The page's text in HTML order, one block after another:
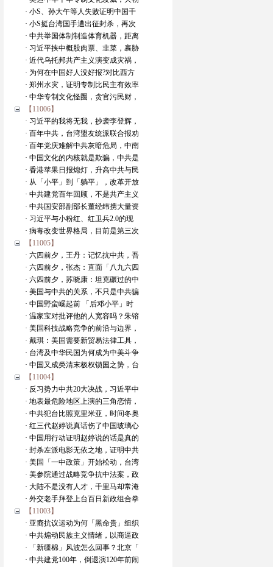
· 小S、孙大午等人失败证明中国千
· 小S挺台湾国手遭出征封杀，再次
· 中共举国体制制造体育机器，距离
· 习近平挟中概股肉票、韭菜，裹胁
· 近代乌托邦共产主义演变成灾祸，
· 为何在中国好人没好报?对比西方
· 郑州水灾，证明专制比民主有效率
· 中华专制文化怪圈，贪官污民财，
【11006】
· 习近平的我将无我，抄袭李登辉，
· 百年中共，台湾盟友统派联合报劝
· 百年党庆难解中共灰暗危局，中南
· 中国文化的内核就是欺骗，中共是
· 香港苹果日报熄灯，升高中共与民
· 从「小平」到「躺平」，改革开放
· 中共建党百年回顾，不是共产主义
· 中共国安部副部长董经纬携大量资
· 习近平与小粉红、红卫兵2.0的现
· 病毒改变世界格局，目前是第三次
【11005】
· 六四前夕，王丹：记忆抗中共，吾
· 六四前夕，张杰：直面「八九六四
· 六四前夕，苏晓康：坦克碾过的中
· 美国与中共的关系，不只是中共骗
· 中国野蛮崛起前 「后邓小平」时
· 温家宝对批评他的人宽容吗？朱镕
· 美国科技战略竞争的前沿与边界，
· 戴琪：美国需要新贸易法律工具，
· 台湾及中华民国为何成为中美斗争
· 中国又成类清末极权锁国之势，台
【11004】
· 反习势力中共20大决战，习近平中
· 地表最危险地区上演的三角恋情，
· 中共犯台比照克里米亚，时间冬奥
· 红三代赵婷说真话伤了中国玻璃心
· 中国用行动证明赵婷说的话是真的
· 封杀左派电影无依之地，证明中共
· 美国「一中政策」开始松动，台湾
· 美参院通过战略竞争抗中法案，政
· 大陆不是没有人才，千里马却常淹
· 外交老手拜登上台百日新政组合拳
【11003】
· 亚裔抗议运动为何「黑命贵」组织
· 中共煽动民族主义情绪，以商逼政
· 「新疆棉」风波怎么回事？北京「
· 中共建党100年，倒退演120年前闹